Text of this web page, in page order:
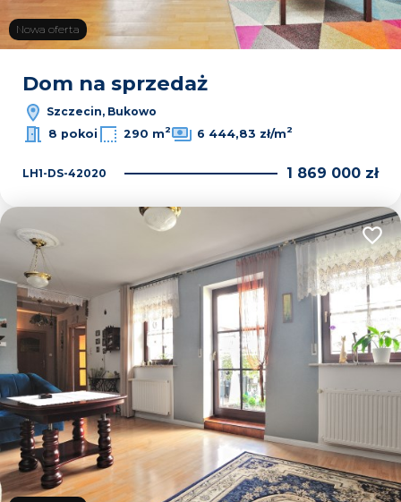
Nowa oferta
Dom na sprzedaż
Szczecin, Bukowo
8 pokoi
290 m2 6 444,83 zł/m2
LH1-DS-42020 1 869 000 zł